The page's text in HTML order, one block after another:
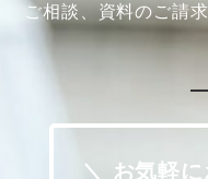
ご相談、資料のご請
＼ お気軽に